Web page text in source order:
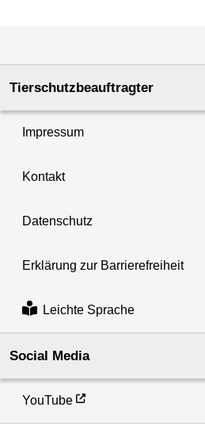
Tierschutzbeauftragter
Impressum
Kontakt
Datenschutz
Erklärung zur Barrierefreiheit
Leichte Sprache
Social Media
YouTube